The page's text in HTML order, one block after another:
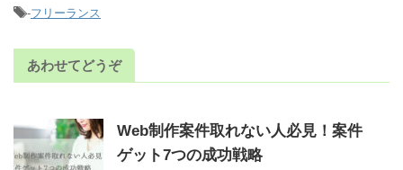
-フリーランス
あわせてどうぞ
Web制作案件取れない人必見！案件
ゲット7つの成功戦略